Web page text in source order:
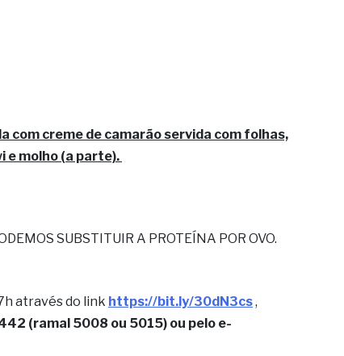
com creme de camarão servida com folhas,
e molho (a parte).
SUBSTITUIR A PROTEÍNA POR OVO.
através do link https://bit.ly/30dN3cs,
(ramal 5008 ou 5015) ou pelo e-